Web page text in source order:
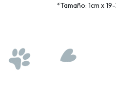
*Tamaño: 1cm x 19-